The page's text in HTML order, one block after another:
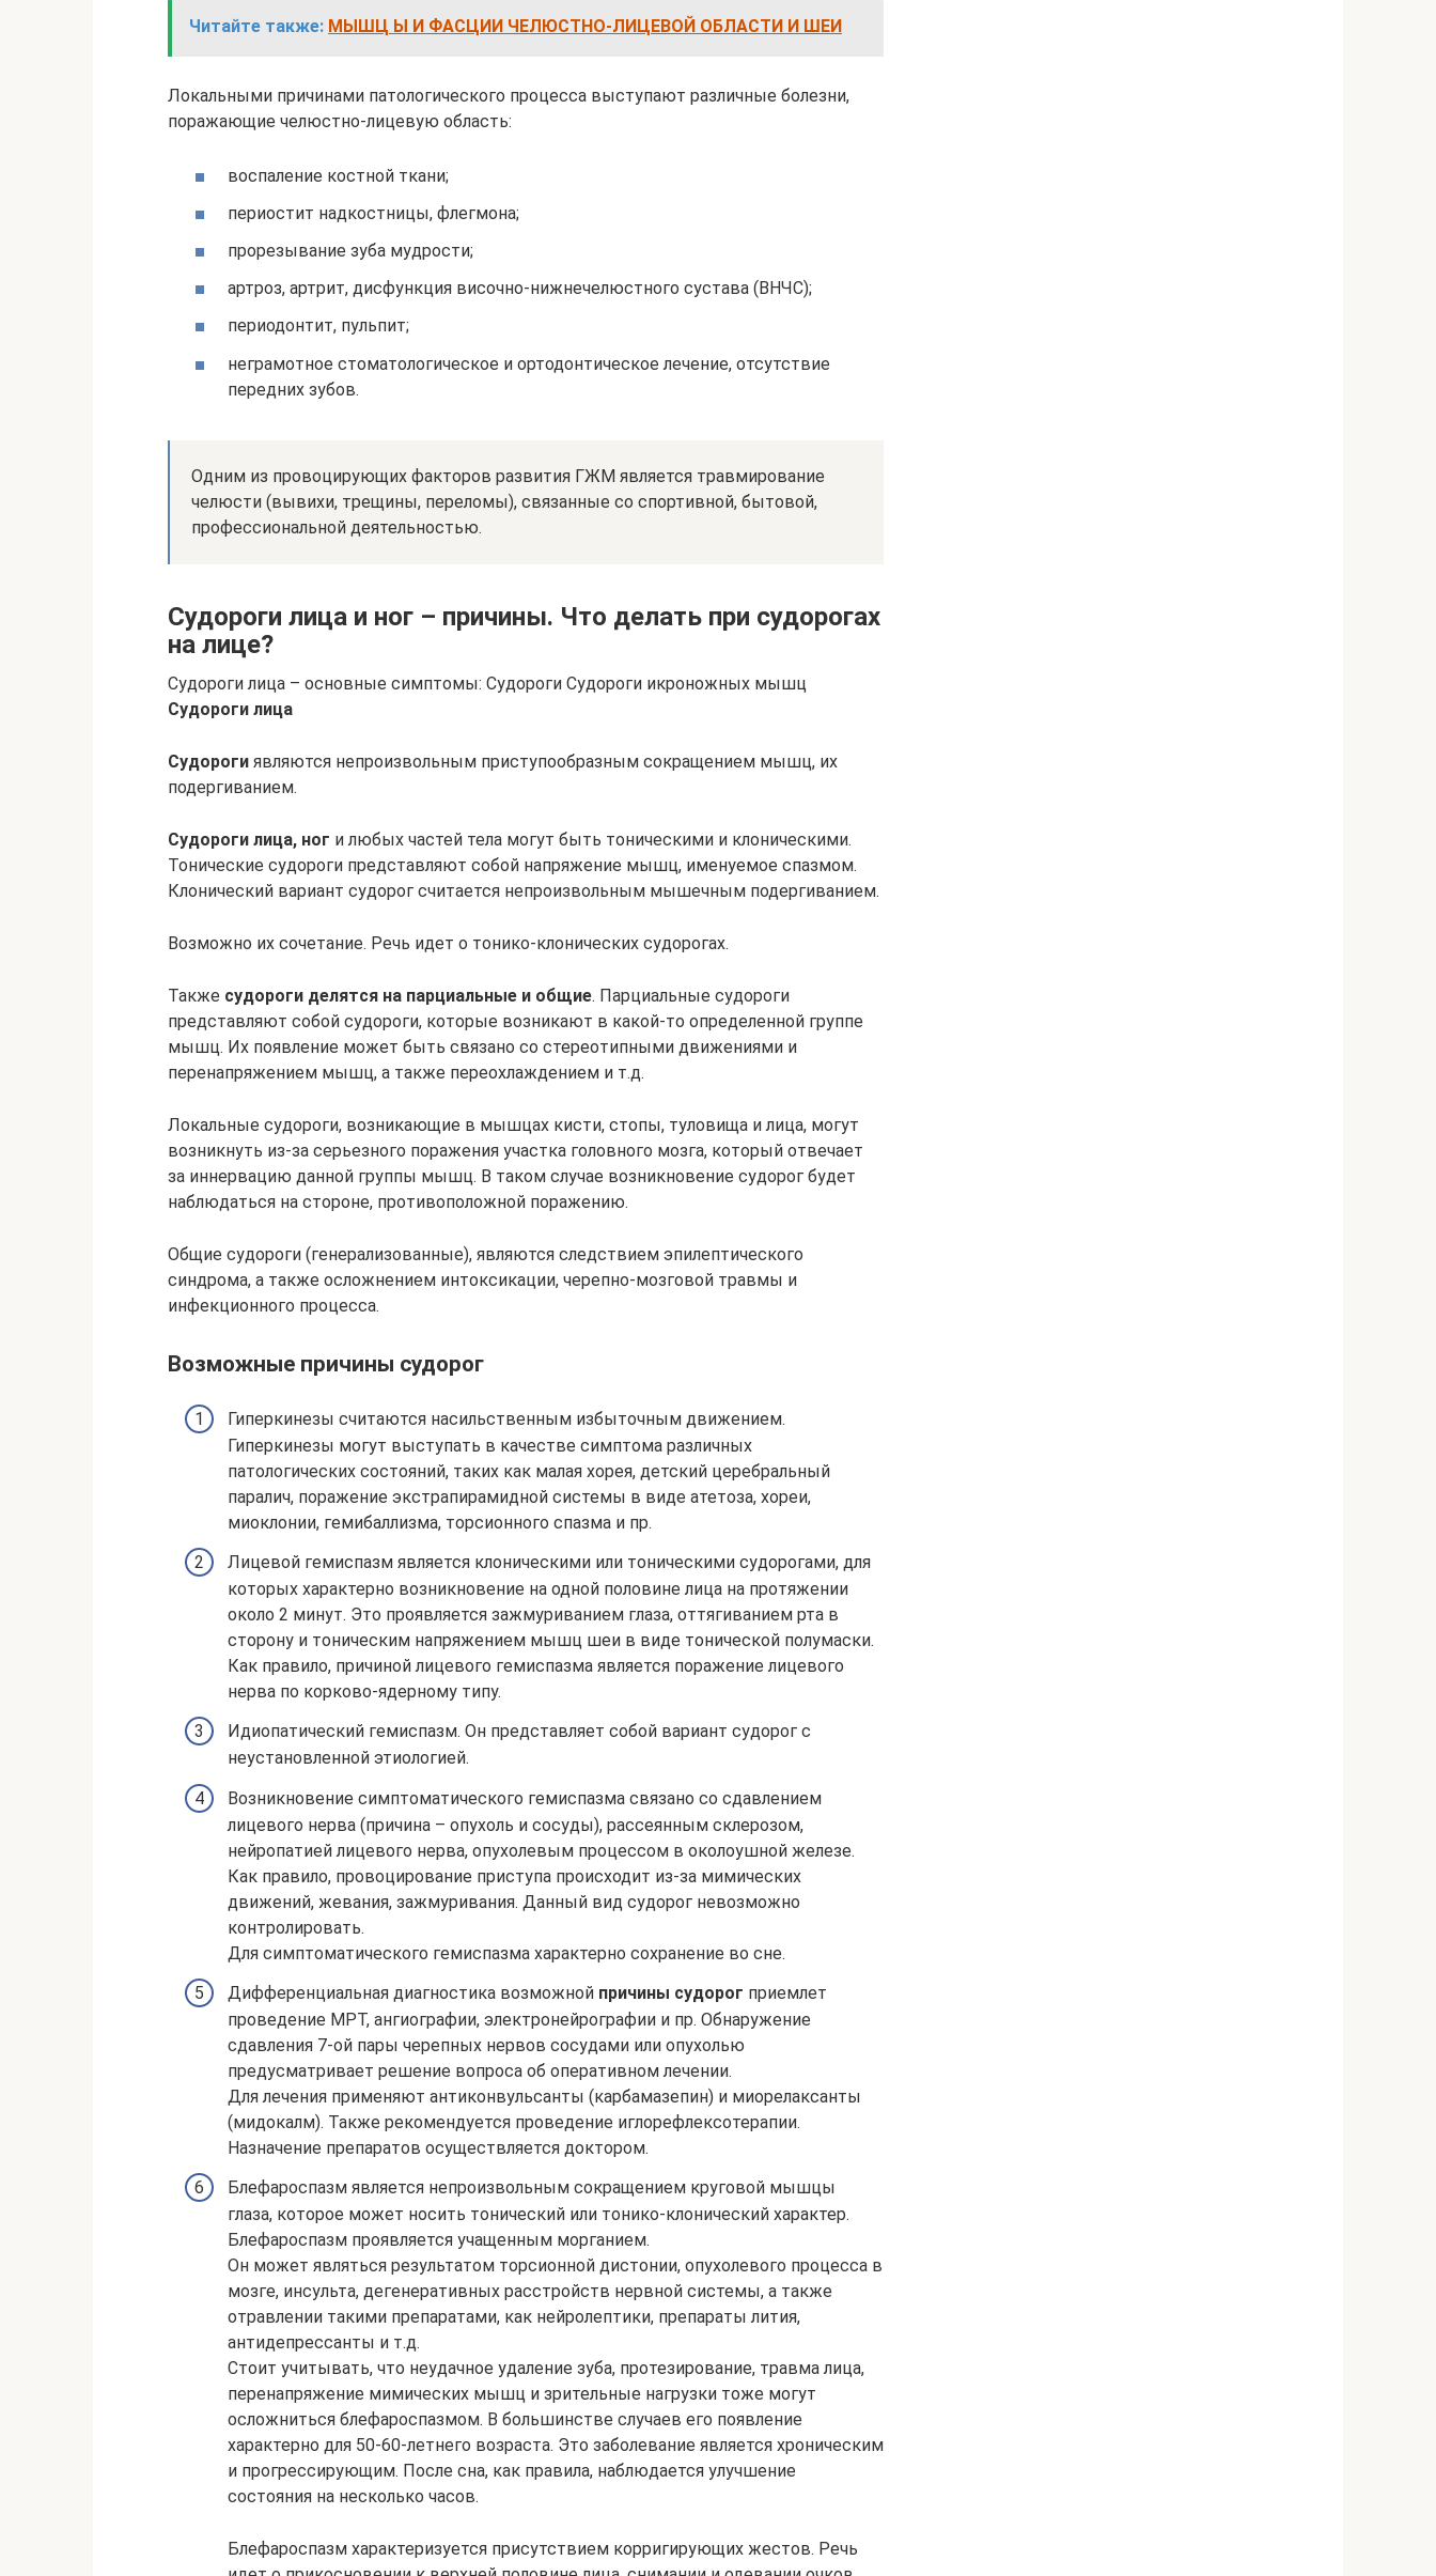
Читайте также: МЫШЦ Ы И ФАСЦИИ ЧЕЛЮСТНО-ЛИЦЕВОЙ ОБЛАСТИ И ШЕИ
Локальными причинами патологического процесса выступают различные болезни,
поражающие челюстно-лицевую область:
воспаление костной ткани;
периостит надкостницы, флегмона;
прорезывание зуба мудрости;
артроз, артрит, дисфункция височно-нижнечелюстного сустава (ВНЧС);
периодонтит, пульпит;
неграмотное стоматологическое и ортодонтическое лечение, отсутствие
передних зубов.
Одним из провоцирующих факторов развития ГЖМ является травмирование
челюсти (вывихи, трещины, переломы), связанные со спортивной, бытовой,
профессиональной деятельностью.
Судороги лица и ног – причины. Что делать при судорогах
на лице?
Судороги лица – основные симптомы: Судороги Судороги икроножных мышц
Судороги лица
Судороги являются непроизвольным приступообразным сокращением мышц, их
подергиванием.
Судороги лица, ног и любых частей тела могут быть тоническими и клоническими.
Тонические судороги представляют собой напряжение мышц, именуемое спазмом.
Клонический вариант судорог считается непроизвольным мышечным подергиванием.
Возможно их сочетание. Речь идет о тонико-клонических судорогах.
Также судороги делятся на парциальные и общие. Парциальные судороги
представляют собой судороги, которые возникают в какой-то определенной группе
мышц. Их появление может быть связано со стереотипными движениями и
перенапряжением мышц, а также переохлаждением и т.д.
Локальные судороги, возникающие в мышцах кисти, стопы, туловища и лица, могут
возникнуть из-за серьезного поражения участка головного мозга, который отвечает
за иннервацию данной группы мышц. В таком случае возникновение судорог будет
наблюдаться на стороне, противоположной поражению.
Общие судороги (генерализованные), являются следствием эпилептического
синдрома, а также осложнением интоксикации, черепно-мозговой травмы и
инфекционного процесса.
Возможные причины судорог
Гиперкинезы считаются насильственным избыточным движением.
Гиперкинезы могут выступать в качестве симптома различных
патологических состояний, таких как малая хорея, детский церебральный
паралич, поражение экстрапирамидной системы в виде атетоза, хореи,
миоклонии, гемибаллизма, торсионного спазма и пр.
Лицевой гемиспазм является клоническими или тоническими судорогами, для
которых характерно возникновение на одной половине лица на протяжении
около 2 минут. Это проявляется зажмуриванием глаза, оттягиванием рта в
сторону и тоническим напряжением мышц шеи в виде тонической полумаски.
Как правило, причиной лицевого гемиспазма является поражение лицевого
нерва по корково-ядерному типу.
Идиопатический гемиспазм. Он представляет собой вариант судорог с
неустановленной этиологией.
Возникновение симптоматического гемиспазма связано со сдавлением
лицевого нерва (причина – опухоль и сосуды), рассеянным склерозом,
нейропатией лицевого нерва, опухолевым процессом в околоушной железе.
Как правило, провоцирование приступа происходит из-за мимических
движений, жевания, зажмуривания. Данный вид судорог невозможно
контролировать.
Для симптоматического гемиспазма характерно сохранение во сне.
Дифференциальная диагностика возможной причины судорог приемлет
проведение МРТ, ангиографии, электронейрографии и пр. Обнаружение
сдавления 7-ой пары черепных нервов сосудами или опухолью
предусматривает решение вопроса об оперативном лечении.
Для лечения применяют антиконвульсанты (карбамазепин) и миорелаксанты
(мидокалм). Также рекомендуется проведение иглорефлексотерапии.
Назначение препаратов осуществляется доктором.
Блефароспазм является непроизвольным сокращением круговой мышцы
глаза, которое может носить тонический или тонико-клонический характер.
Блефароспазм проявляется учащенным морганием.
Он может являться результатом торсионной дистонии, опухолевого процесса в
мозге, инсульта, дегенеративных расстройств нервной системы, а также
отравлении такими препаратами, как нейролептики, препараты лития,
антидепрессанты и т.д.
Стоит учитывать, что неудачное удаление зуба, протезирование, травма лица,
перенапряжение мимических мышц и зрительные нагрузки тоже могут
осложниться блефароспазмом. В большинстве случаев его появление
характерно для 50-60-летнего возраста. Это заболевание является хроническим
и прогрессирующим. После сна, как правила, наблюдается улучшение
состояния на несколько часов.
Блефароспазм характеризуется присутствием корригирующих жестов. Речь